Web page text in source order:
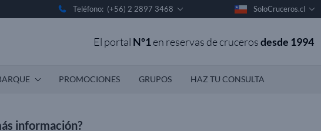
Teléfono: (+56) 2 2897 3468 SoloCruceros.cl
El portal Nº1en reservas de crucerosdesde 1994
PROMOCIONES GRUPOS HAZ TU CONSULTA
información?